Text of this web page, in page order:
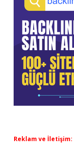
Reklam ve İletişim: